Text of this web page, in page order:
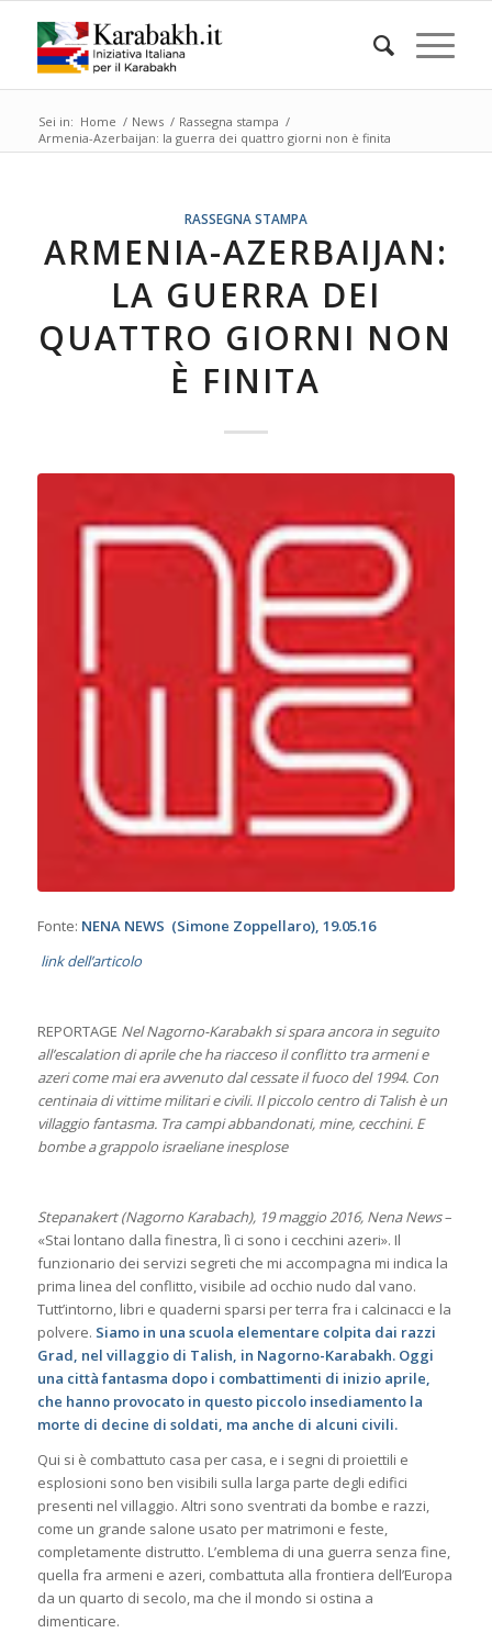
Sei in: Home / News / Rassegna stampa /
Armenia-Azerbaijan: la guerra dei quattro giorni non è finita
RASSEGNA STAMPA
ARMENIA-AZERBAIJAN:
LA GUERRA DEI
QUATTRO GIORNI NON
È FINITA
Fonte: NENA NEWS (Simone Zoppellaro), 19.05.16
link dell’articolo
REPORTAGE Nel Nagorno-Karabakh si spara ancora in seguito
all’escalation di aprile che ha riacceso il conflitto tra armeni e
azeri come mai era avvenuto dal cessate il fuoco del 1994. Con
centinaia di vittime militari e civili. Il piccolo centro di Talish è un
villaggio fantasma. Tra campi abbandonati, mine, cecchini. E
bombe a grappolo israeliane inesplose
Stepanakert (Nagorno Karabach), 19 maggio 2016, Nena News–
«Stai lontano dalla finestra, lì ci sono i cecchini azeri». Il
funzionario dei servizi segreti che mi accompagna mi indica la
prima linea del conflitto, visibile ad occhio nudo dal vano.
Tutt’intorno, libri e quaderni sparsi per terra fra i calcinacci e la
polvere. Siamo in una scuola elementare colpita dai razzi
Grad, nel villaggio di Talish, in Nagorno-Karabakh. Oggi
una città fantasma dopo i combattimenti di inizio aprile,
che hanno provocato in questo piccolo insediamento la
morte di decine di soldati, ma anche di alcuni civili.
Qui si è combattuto casa per casa, e i segni di proiettili e
esplosioni sono ben visibili sulla larga parte degli edifici
presenti nel villaggio. Altri sono sventrati da bombe e razzi,
come un grande salone usato per matrimoni e feste,
completamente distrutto. L’emblema di una guerra senza fine,
quella fra armeni e azeri, combattuta alla frontiera dell’Europa
da un quarto di secolo, ma che il mondo si ostina a
dimenticare.